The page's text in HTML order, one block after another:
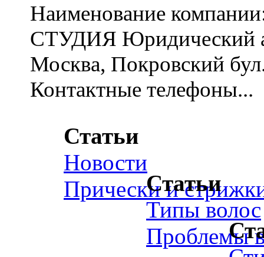
Наименование
СТУДИЯ Юридический
Москва, Покровский
Контактные телефоны...
Статьи
Новости
Прически иСтатьи
Типы волос
Проблемы